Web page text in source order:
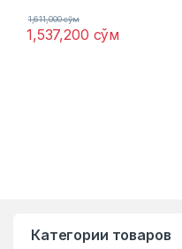
1,537,200 сўм
1,611,000сўм
Категории товаров